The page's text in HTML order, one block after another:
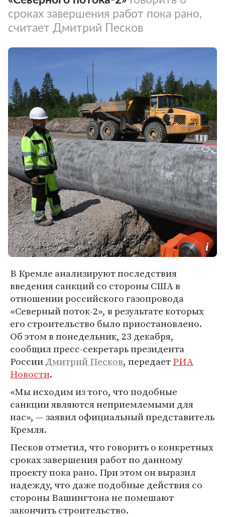
сроках завершения работ пока рано,
считает Дмитрий Песков
В Кремле анализируют последствия
введения санкций со стороны США в
отношении российского газопровода
«Северный поток-2», в результате которых
его строительство было приостановлено.
Об этом в понедельник, 23 декабря,
сообщил пресс-секретарь президента
РоссииДмитрий Песков, передаетРИА
Новости.
«Мы исходим из того, что подобные
санкции являются неприемлемыми для
нас», — заявил официальный представитель
Кремля.
Песков отметил, что говорить о конкретных
сроках завершения работ по данному
проекту пока рано. При этом он выразил
надежду, что даже подобные действия со
стороны Вашингтона не помешают
закончить строительство.